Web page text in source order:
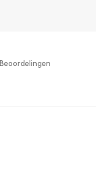
Beoordelingen